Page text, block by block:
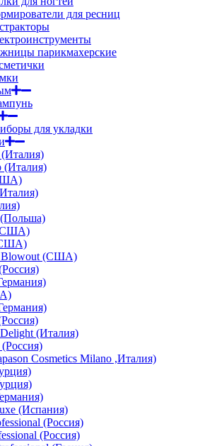
для ресниц
парикмахерские
для укладки
(Италия)
Blowout (США)
(Италия)
Cosmetics Milano ,Италия)
(Испания)
(Россия)
(Россия)